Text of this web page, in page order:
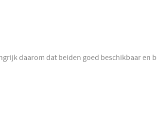
daarom dat beiden goed beschikbaar en